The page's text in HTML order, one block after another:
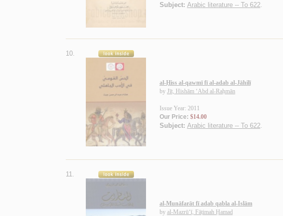
Subject: Arabic literature -- To 622.
10.
al-Ḥiss al-qawmī fī al-adab al-Jāhilī
by Jīt, Hishām ‘Abd al-Raḥmān
Issue Year: 2011
Our Price: $14.00
Subject: Arabic literature -- To 622.
11.
al-Munāfarāt fī adab qabla al-Islām
by al-Mazrū‘ī, Fāṭimah Ḥamad